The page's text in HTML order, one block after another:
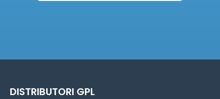
DISTRIBUTORI GPL